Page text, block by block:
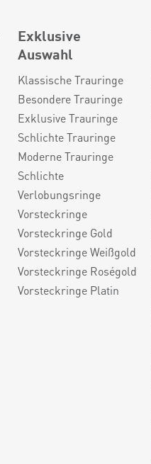
Exklusive
Auswahl
Klassische Trauringe
Besondere Trauringe
Exklusive Trauringe
Schlichte Trauringe
Moderne Trauringe
Schlichte
Verlobungsringe
Vorsteckringe
Vorsteckringe Gold
Vorsteckringe Weißgold
Vorsteckringe Roségold
Vorsteckringe Platin